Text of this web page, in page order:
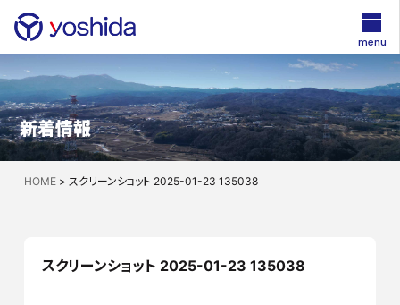
新着情報
HOME> スクリーンショット 2025-01-23 135038
スクリーンショット 2025-01-23 135038
menu